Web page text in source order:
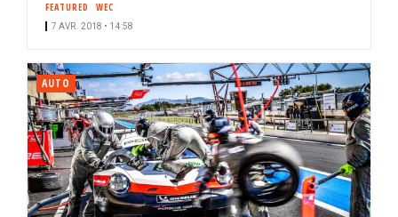
FEATURED WEC
7 AVR. 2018 • 14:58
AUTO